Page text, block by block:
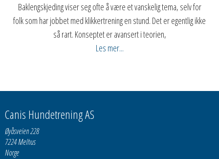
Baklengskjeding viser seg ofte å være et vanskelig tema, selv for
folk som har jobbet med klikkertrening en stund. Det er egentlig ikke
så rart. Konseptet er avansert i teorien,
Les mer...
Canis Hundetrening AS
Øyåsveien 228
7224 Melhus
Norge